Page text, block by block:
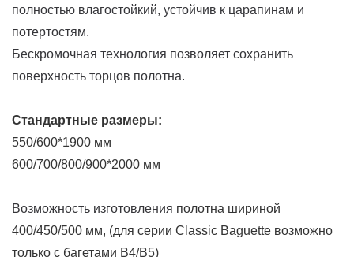
полностью влагостойкий, устойчив к царапинам и
потертостям.
Бескромочная технология позволяет сохранить
поверхность торцов полотна.
Стандартные размеры:
550/600*1900 мм
600/700/800/900*2000 мм
Возможность изготовления полотна шириной
400/450/500 мм, (для серии Classic Baguette возможно
только с багетами В4/В5)